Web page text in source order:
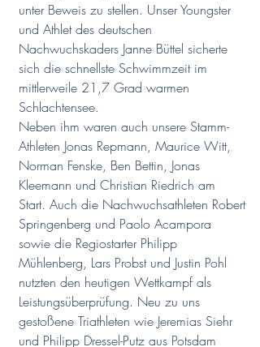
unter Beweis zu stellen. Unser Youngster
und Athlet des deutschen
Nachwuchskaders Janne Büttel sicherte
sich die schnellste Schwimmzeit im
mittlerweile 21,7 Grad warmen
Schlachtensee.
Neben ihm waren auch unsere Stamm-
Athleten Jonas Repmann, Maurice Witt,
Norman Fenske, Ben Bettin, Jonas
Kleemann und Christian Riedrich am
Start. Auch die Nachwuchsathleten Robert
Springenberg und Paolo Acampora
sowie die Regiostarter Philipp
Mühlenberg, Lars Probst und Justin Pohl
nutzten den heutigen Wettkampf als
Leistungsüberprüfung. Neu zu uns
gestoßene Triathleten wie Jeremias Siehr
und Philipp Dressel-Putz aus Potsdam